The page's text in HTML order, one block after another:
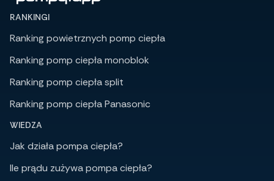
RANKINGI
Ranking powietrznych pomp ciepła
Ranking pomp ciepła monoblok
Ranking pomp ciepła split
Ranking pomp ciepła Panasonic
WIEDZA
Jak działa pompa ciepła?
Ile prądu zużywa pompa ciepła?